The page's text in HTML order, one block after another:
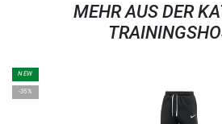
MEHR AUS DER
NEW
-35%